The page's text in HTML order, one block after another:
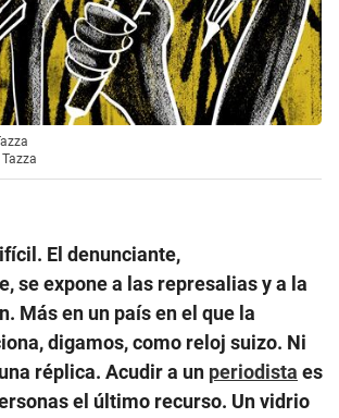
El denunciante,
se expone a las represalias y a la
Más en un país en el que la
digamos, como reloj suizo. Ni
réplica. Acudir a un periodista es
el último recurso. Un vidrio